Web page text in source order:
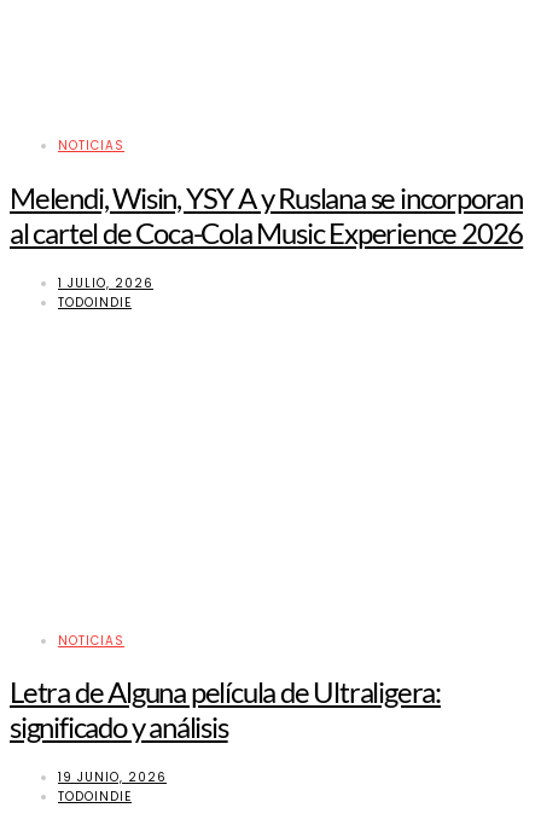
NOTICIAS
Melendi, Wisin, YSY A y Ruslana se incorporan
al cartel de Coca-Cola Music Experience 2026
1 JULIO, 2026
TODOINDIE
NOTICIAS
Letra de Alguna película de Ultraligera:
significado y análisis
19 JUNIO, 2026
TODOINDIE